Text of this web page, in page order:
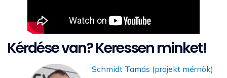
Kérdése van? Keressen minket!
Schmidt Tamás (projekt mérnök)